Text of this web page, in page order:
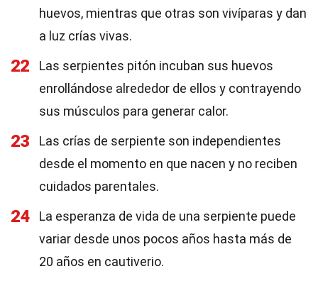
huevos, mientras que otras son vivíparas y dan
a luz crías vivas.
22
Las serpientes pitón incuban sus huevos
enrollándose alrededor de ellos y contrayendo
sus músculos para generar calor.
23
Las crías de serpiente son independientes
desde el momento en que nacen y no reciben
cuidados parentales.
24
La esperanza de vida de una serpiente puede
variar desde unos pocos años hasta más de
20 años en cautiverio.